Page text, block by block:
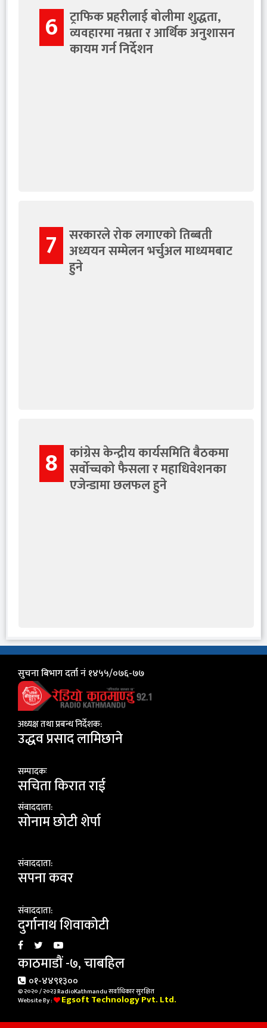
6 ट्राफिक प्रहरीलाई बोलीमा शुद्धता,
व्यवहारमा नम्रता र आर्थिक अनुशासन
कायम गर्न निर्देशन
7 सरकारले रोक लगाएको तिब्बती
अध्ययन सम्मेलन भर्चुअल माध्यमबाट
हुने
8 कांग्रेस केन्द्रीय कार्यसमिति बैठकमा
सर्वोच्चको फैसला र महाधिवेशनका
एजेन्डामा छलफल हुने
सुचना बिभाग दर्ता नं १४५५/०७६-७७
अध्यक्ष तथा प्रबन्ध निर्देशक:
उद्धव प्रसाद लामिछाने
सम्पादकः
सचिता किरात राई
संवाददाता:
सोनाम छोटी शेर्पा
संवाददाता:
सपना कवर
संवाददाता:
दुर्गानाथ शिवाकोटी
काठमाडौं -७, चाबहिल
०१-४४९१३००
© २०२० / २०२३ RadioKathmandu सर्वाधिकार सुरक्षित
Website By :
Egsoft Technology Pvt. Ltd.